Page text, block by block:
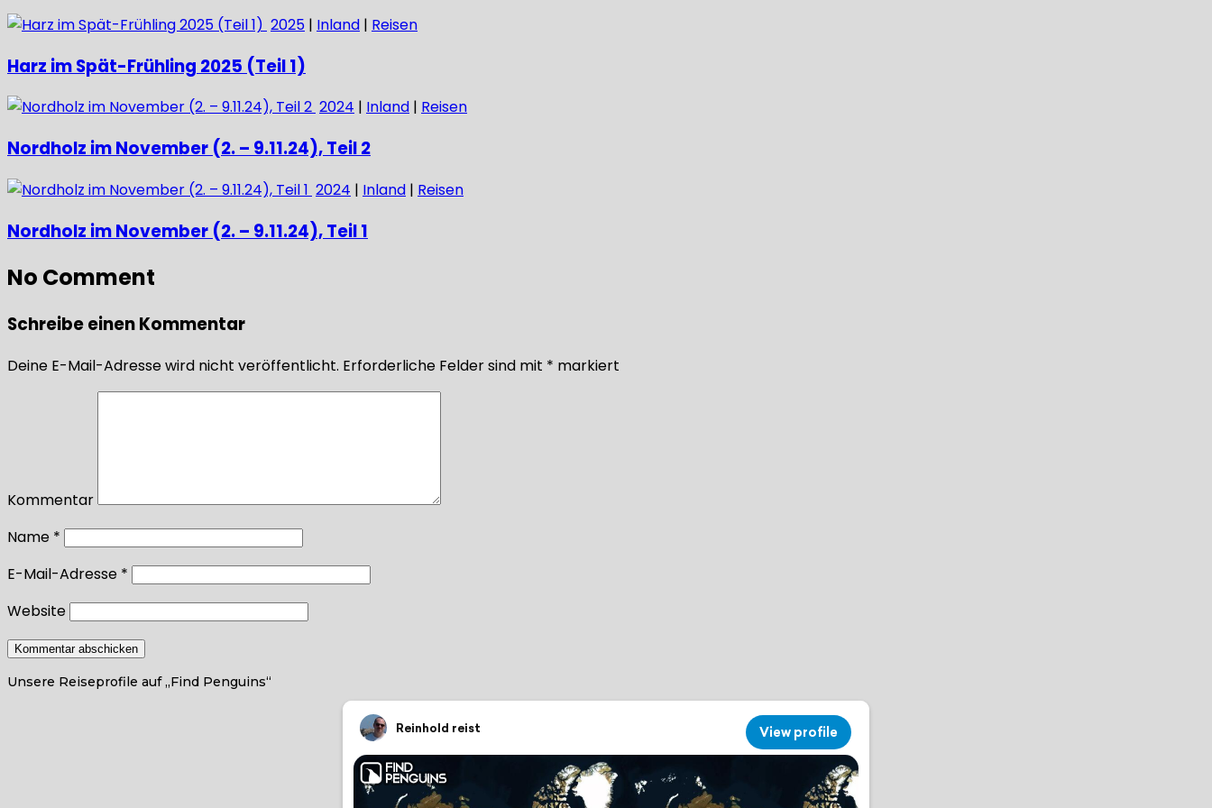
2025 | Inland | Reisen
Harz im Spät-Frühling 2025 (Teil 1)
2024 | Inland | Reisen
Nordholz im November (2. – 9.11.24), Teil 2
2024 | Inland | Reisen
Nordholz im November (2. – 9.11.24), Teil 1
No Comment
Schreibe einen Kommentar
Deine E-Mail-Adresse wird nicht veröffentlicht. Erforderliche Felder sind mit * markiert
Kommentar
Name *
E-Mail-Adresse *
Website
Unsere Reiseprofile auf „Find Penguins“